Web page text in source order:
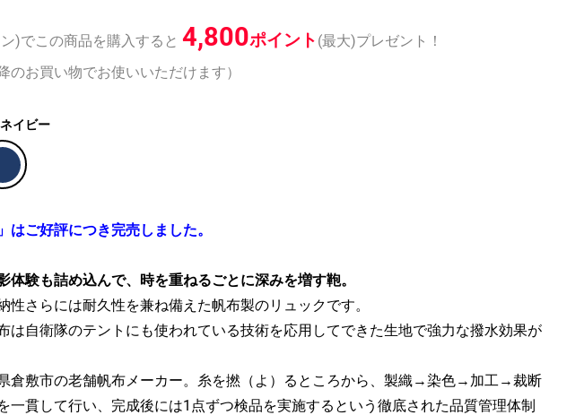
)でこの商品を購入すると 4,800ポイント (最大)プレゼント！
のお買い物でお使いいただけます）
イビー
はご好評につき完売しました。
体験も詰め込んで、時を重ねるごとに深みを増す鞄。
性さらには耐久性を兼ね備えた帆布製のリュックです。
は自衛隊のテントにも使われている技術を応用してできた生地で強力な撥水効果が
倉敷市の老舗帆布メーカー。糸を撚（よ）るところから、製織→染色→加工→裁断
一貫して行い、完成後には1点ずつ検品を実施するという徹底された品質管理体制